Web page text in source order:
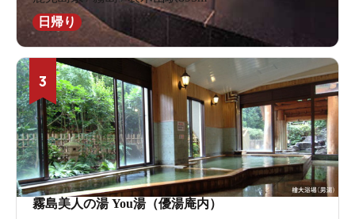
日帰り
3
霧島美人の湯 You湯（優湯庵内）